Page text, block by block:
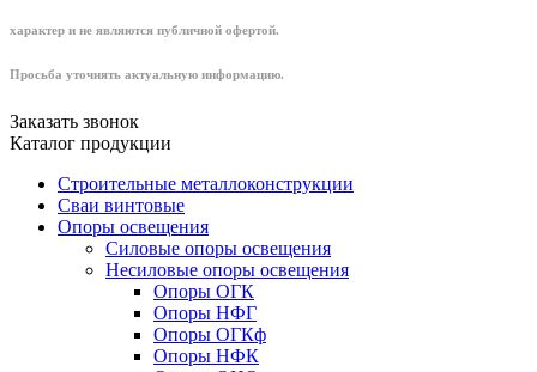
характер и не являются публичной офертой.
Просьба уточнять актуальную информацию.
Заказать звонок
Каталог продукции
Строительные металлоконструкции
Сваи винтовые
Опоры освещения
Силовые опоры освещения
Несиловые опоры освещения
Опоры ОГК
Опоры НФГ
Опоры ОГКф
Опоры НФК